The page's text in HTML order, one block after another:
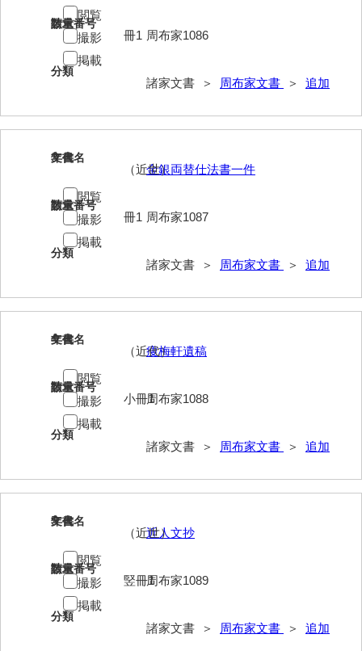
井上家文書（大和町）
井上家文書（防府市）
井上勉家文書（大和町）
井原家文書
今井家文書
今川家文書
岩崎家文書（秋芳町）
岩崎家文書（鹿野町）
岩見博幸収集史料
上田家文書（防府市）
上松氏収集文書
氏本家文書
宇多田家文書
内田家文書（豊中市）
内田家文書（防府市）
請求番号
周布家1086
分類
諸家文書 ＞ 周布家文書 ＞ 追加
数量
冊1
閲覧
撮影
掲載
3
文書名
金銀両替仕法書一件
請求番号
周布家1087
分類
諸家文書 ＞ 周布家文書 ＞ 追加
年代
（近世）
数量
冊1
閲覧
撮影
掲載
4
文書名
痩梅軒遺稿
請求番号
周布家1088
分類
諸家文書 ＞ 周布家文書 ＞ 追加
年代
（近代）
数量
小冊1
閲覧
撮影
掲載
5
文書名
近人文抄
請求番号
周布家1089
分類
諸家文書 ＞ 周布家文書 ＞ 追加
年代
（近世）
数量
竪冊1
閲覧
撮影
掲載